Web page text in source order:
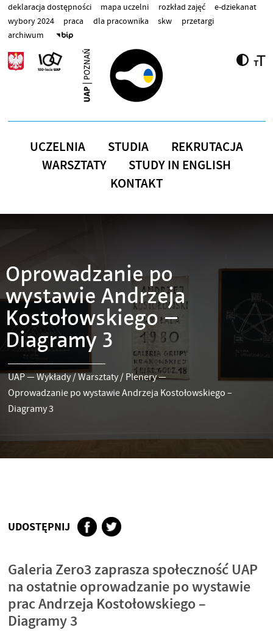
Przejdź do treści
deklaracja dostępności mapa uczelni rozkład zajęć
e-dziekanat
wybory 2024
praca dla pracownika skw
przetargi
archiwum
UCZELNIA STUDIA
REKRUTACJA
WARSZTATY
STUDY IN ENGLISH
KONTAKT
Oprowadzanie po
wystawie Andrzeja
Kostołowskiego –
Diagramy 3
UAP—Wykłady / Warsztaty / Plenery—
Oprowadzanie po wystawie Andrzeja Kostołowskiego –
Diagramy 3
UDOSTĘPNIJ
Galeria Zero3 zaprasza społeczność UAP
na ostatnie oprowadzanie po wystawie
prac Andrzeja Kostołowskiego –
Diagramy 3